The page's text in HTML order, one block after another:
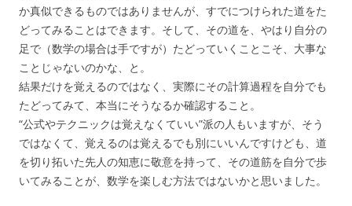
か真似できるものではありませんが、すでにつけられた道をた
どってみることはできます。そして、その道を、やはり自分の
足で（数学の場合は手ですが）たどっていくことこそ、大事な
ことじゃないのかな、と。
結果だけを覚えるのではなく、実際にその計算過程を自分でも
たどってみて、本当にそうなるか確認すること。
“公式やテクニックは覚えなくていい”派の人もいますが、そう
ではなくて、覚えるのは覚えるでも別にいいんですけども、道
を切り拓いた先人の知恵に敬意を持って、その道筋を自分で歩
いてみることが、数学を楽しむ方法ではないかと思いました。